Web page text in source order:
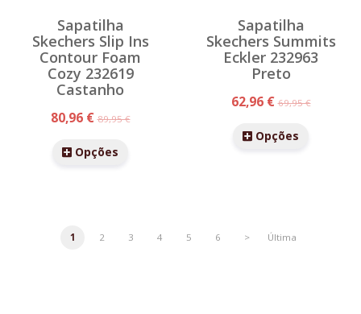
Sapatilha
Skechers Slip Ins
Contour Foam
Cozy 232619
Castanho
80,96 €89,95 €
Opções
Sapatilha
Skechers Summits
Eckler 232963
Preto
62,96 €69,95 €
Opções
1 2 3 4 5 6 > Última